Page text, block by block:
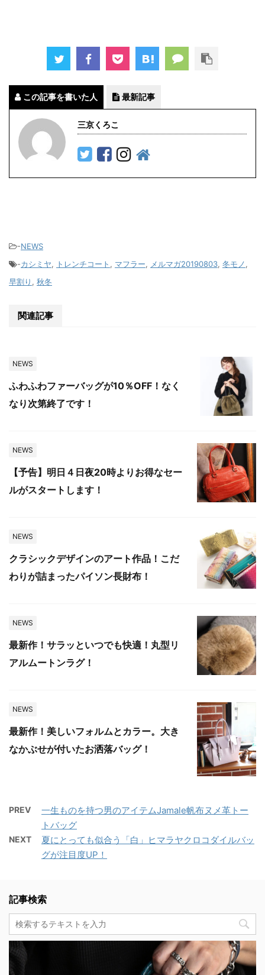
この記事を書いた人 最新記事
三京くろこ
-NEWS
-カシミヤ, トレンチコート , マフラー, メルマガ20190803, 冬モノ,
早割り , 秋冬
関連記事
NEWS
ふわふわファーバッグが10％OFF！なく
なり次第終了です！
NEWS
【予告】明日４日夜20時よりお得なセー
ルがスタートします！
NEWS
クラシックデザインのアート作品！こだ
わりが詰まったパイソン長財布！
NEWS
最新作！サラッといつでも快適！丸型リ
アルムートンラグ！
NEWS
最新作！美しいフォルムとカラー。大き
なかぶせが付いたお洒落バッグ！
PREV
一生ものを持つ男のアイテムJamale帆布ヌメ革トー
トバッグ
NEXT
夏にとっても似合う「白」ヒマラヤクロコダイルバッ
グが注目度UP！
記事検索